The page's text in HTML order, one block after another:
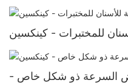
للمختبرات - كينكسين
السرعة ذو شكل خاص -